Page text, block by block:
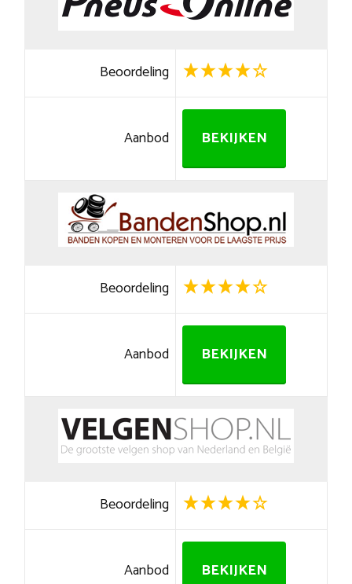
Beoordeling
Aanbod BEKIJKEN
Beoordeling
Aanbod BEKIJKEN
Beoordeling
Aanbod BEKIJKEN